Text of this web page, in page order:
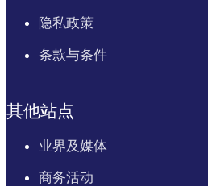
隐私政策
条款与条件
其他站点
业界及媒体
商务活动